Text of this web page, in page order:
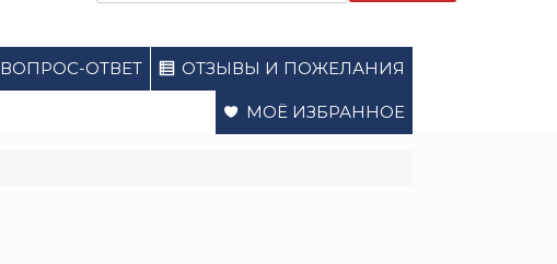
ВОПРОС-ОТВЕТ ОТЗЫВЫ И ПОЖЕЛАНИЯ
МОЁ ИЗБРАННОЕ